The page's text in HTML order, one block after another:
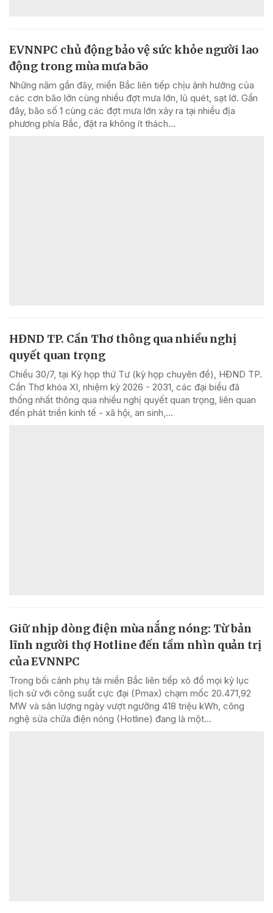
EVNNPC chủ động bảo vệ sức khỏe người lao
động trong mùa mưa bão
Những năm gần đây, miền Bắc liên tiếp chịu ảnh hưởng của
các cơn bão lớn cùng nhiều đợt mưa lớn, lũ quét, sạt lở. Gần
đây, bão số 1 cùng các đợt mưa lớn xảy ra tại nhiều địa
phương phía Bắc, đặt ra không ít thách...
HĐND TP. Cần Thơ thông qua nhiều nghị
quyết quan trọng
Chiều 30/7, tại Kỳ họp thứ Tư (kỳ họp chuyên đề), HĐND TP.
Cần Thơ khóa XI, nhiệm kỳ 2026 - 2031, các đại biểu đã
thống nhất thông qua nhiều nghị quyết quan trọng, liên quan
đến phát triển kinh tế - xã hội, an sinh,...
Giữ nhịp dòng điện mùa nắng nóng: Từ bản
lĩnh người thợ Hotline đến tầm nhìn quản trị
của EVNNPC
Trong bối cảnh phụ tải miền Bắc liên tiếp xô đổ mọi kỷ lục
lịch sử với công suất cực đại (Pmax) chạm mốc 20.471,92
MW và sản lượng ngày vượt ngưỡng 418 triệu kWh, công
nghệ sửa chữa điện nóng (Hotline) đang là một...